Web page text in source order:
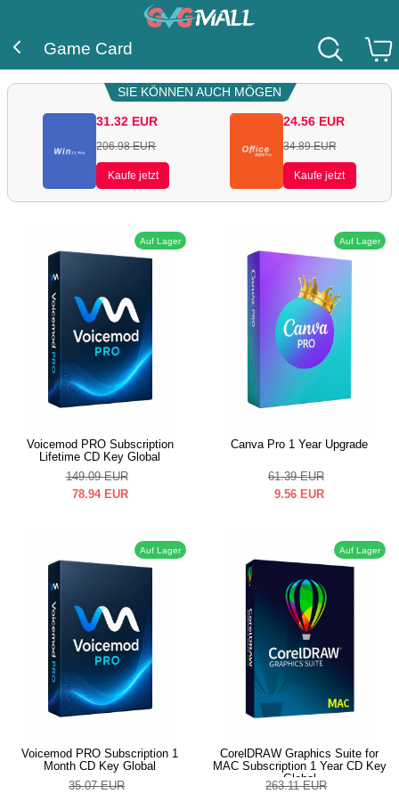
Game Card
SIE KÖNNEN AUCH MÖGEN
31.32 EUR
206.98 EUR
Kaufe jetzt
24.56 EUR
34.89 EUR
Kaufe jetzt
Auf Lager
Voicemod PRO Subscription
Lifetime CD Key Global
149.09 EUR
78.94 EUR
Auf Lager
Canva Pro 1 Year Upgrade
61.39 EUR
9.56 EUR
Auf Lager
Voicemod PRO Subscription 1
Month CD Key Global
35.07 EUR
Auf Lager
CorelDRAW Graphics Suite for
MAC Subscription 1 Year CD Key
Global
263.11 EUR